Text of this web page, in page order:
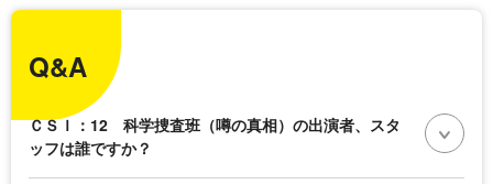
Q&A
ＣＳＩ：12 科学捜査班（噂の真相）の出演者、スタ
ッフは誰ですか？